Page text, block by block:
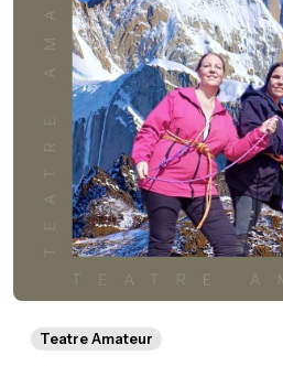
Teatre Amateur